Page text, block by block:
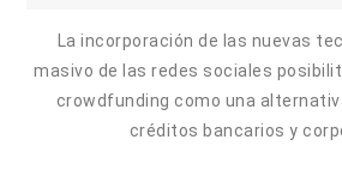
La incorporación de las nuevas
masivo de las redes sociales
crowdfunding como una
créditos bancarios y